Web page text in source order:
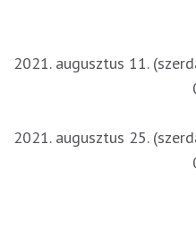
06-30/
2021. augusztus 11.
06-30/
2021. augusztus 25.
06-30/